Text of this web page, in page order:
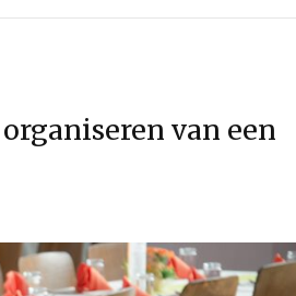
van een